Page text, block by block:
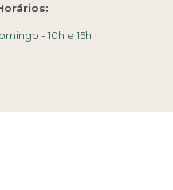
- 10h e 15h